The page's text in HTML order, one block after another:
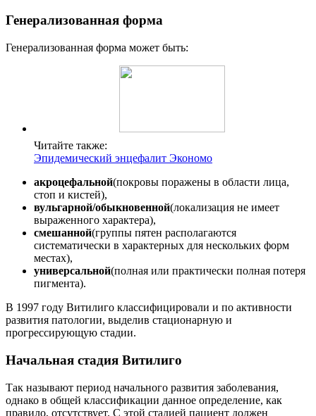
Генерализованная форма
Генерализованная форма может быть:
Читайте также:
Эпидемический энцефалит Экономо
акроцефальной(покровы поражены в области лица,
стоп и кистей),
вульгарной/обыкновенной(локализация не имеет
выраженного характера),
смешанной(группы пятен располагаются
систематически в характерных для нескольких форм
местах),
универсальной(полная или практически полная потеря
пигмента).
В 1997 году Витилиго классифицировали и по активности
развития патологии, выделив стационарную и
прогрессирующую стадии.
Начальная стадия Витилиго
Так называют период начального развития заболевания,
однако в общей классификации данное определение, как
правило, отсутствует. С этой стадией пациент должен